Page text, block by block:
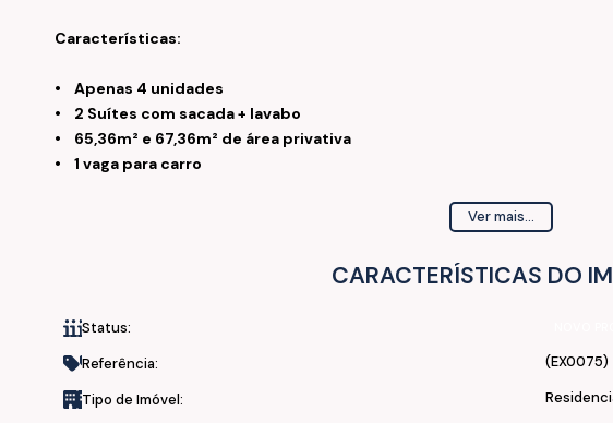
Características:
•
Apenas 4 unidades
• 2 Suítes com sacada + lavabo
• 65,36m² e 67,36m² de área privativa
• 1 vaga para carro
• Áreas bem ventiladas
Localização e facilidades:
Ver mais...
CARACTERÍSTICAS DO
Status:
Referência: (EX0075)
Tipo de Imóvel: